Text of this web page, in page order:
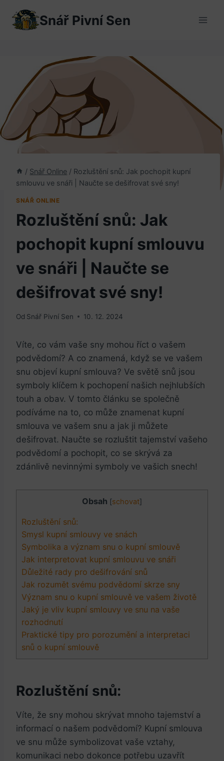
obsah
Snář Pivní Sen
/ Snář Online / Rozluštění snů: Jak pochopit kupní
smlouvu ve snáři | Naučte se dešifrovat své sny!
SNÁŘ ONLINE
Rozluštění snů: Jak
pochopit kupní smlouvu
ve snáři | Naučte se
dešifrovat své sny!
Od Snář Pivní Sen 10. 12. 2024
Víte, co vám vaše sny mohou říct o vašem
podvědomí? A co znamená, když se ve vašem
snu objeví kupní smlouva? Ve světě snů jsou
symboly klíčem k pochopení našich nejhlubších
touh a obav. V tomto článku se společně
podíváme na to, co může znamenat kupní
smlouva ve vašem snu a jak ji můžete
dešifrovat. Naučte se rozluštit tajemství vašeho
podvědomí a pochopit, co se skrývá za
zdánlivě nevinnými symboly ve vašich snech!
Obsah [schovat]
Rozluštění snů:
Smysl kupní smlouvy ve snách
Symbolika a význam snu o kupní smlouvě
Jak interpretovat kupní smlouvu ve snáři
Důležité rady pro dešifrování snů
Jak rozumět svému podvědomí skrze sny
Význam snu o kupní smlouvě ve vašem životě
Jaký je vliv kupní smlouvy ve snu na vaše
rozhodnutí
Praktické tipy pro porozumění a interpretaci
snů o kupní smlouvě
Rozluštění snů:
Víte, že sny mohou skrývat mnoho tajemství a
informací o našem podvědomí? Kupní smlouva
ve snu může symbolizovat vaše vztahy,
komunikaci nebo dokonce potřebu uzavřít